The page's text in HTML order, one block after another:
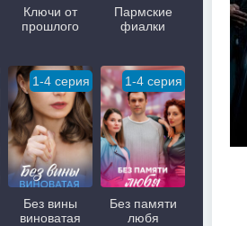
Ключи от
прошлого
Пармские
фиалки
1-4 серия
Без вины
виноватая
1-4 серия
Без памяти
любя